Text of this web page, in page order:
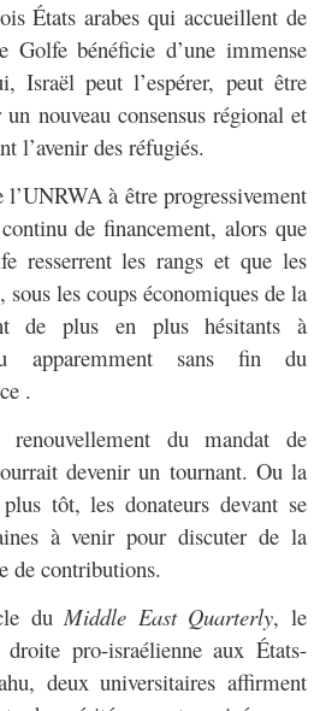
États arabes qui accueillent de
Golfe bénéficie d’une immense
Israël peut l’espérer, peut être
nouveau consensus régional et
l’avenir des réfugiés.
à être progressivement
de financement, alors que
resserrent les rangs et que les
sous les coups économiques de la
de plus en plus hésitants à
apparemment sans fin du
.
du mandat de
devenir un tournant. Ou la
tôt, les donateurs devant se
à venir pour discuter de la
de contributions.
duMiddle East Quarterly, le
pro-israélienne aux États-
deux universitaires affirment